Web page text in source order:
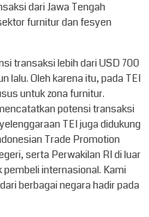
dari Jawa Tengah
furnitur dan fesyen
transaksi lebih dari USD 700
lalu. Oleh karena itu, pada TEI
untuk zona furnitur.
potensi transaksi
TEI juga didukung
Trade Promotion
serta Perwakilan RI di luar
internasional. Kami
berbagai negara hadir pada